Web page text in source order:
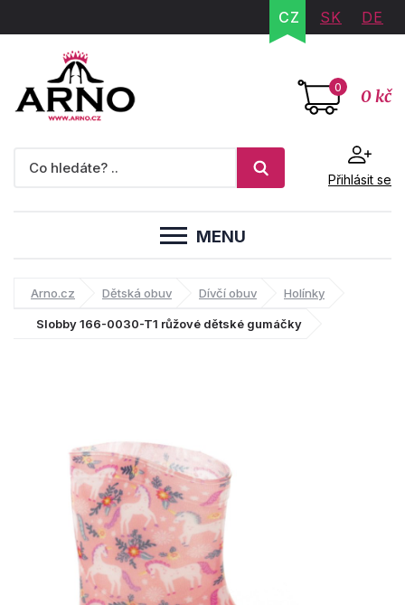
CZ SK DE
0 0 kč
Přihlásit se
MENU
Arno.cz Dětská obuv Dívčí obuv Holínky
Slobby 166-0030-T1 růžové dětské gumáčky